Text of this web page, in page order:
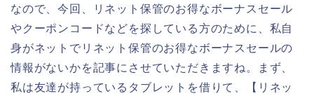
なので、今回、リネット保管のお得なボーナスセール
やクーポンコードなどを探している方のために、私自
身がネットでリネット保管のお得なボーナスセールの
情報がないかを記事にさせていただきますね。まず、
私は友達が持っているタブレットを借りて、【リネッ